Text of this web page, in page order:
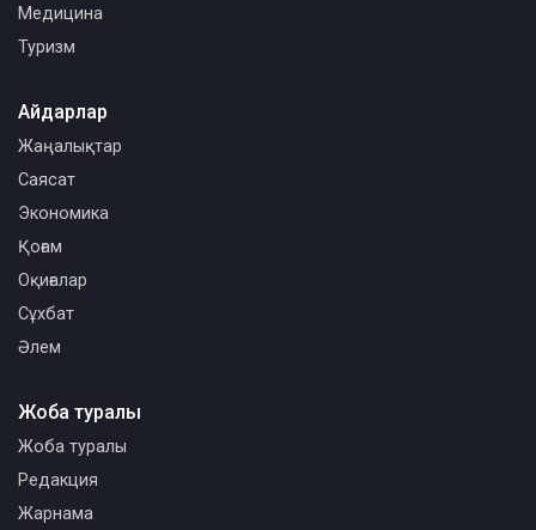
Медицина
Туризм
Айдарлар
Жаңалықтар
Саясат
Экономика
Қоғам
Оқиғалар
Сұхбат
Әлем
Жоба туралы
Жоба туралы
Редакция
Жарнама